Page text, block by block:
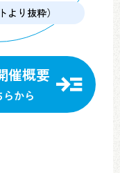
り抜粋）
催概要
から